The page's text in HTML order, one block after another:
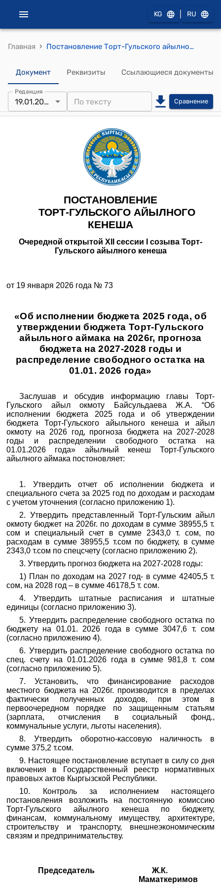
KG RU
Главная › Постановление Торт-Гульского айылного кенеша от 19 января 2026 года № 73 «Об исполнении бюджета 2025 года, об утверждении бюджета Торт-Гульского айыльного аймака на 2026г, прогноза бюджета на 2027-2028 годы и распределение свободного остатка на 01.01. 2026 года»
Документ Реквизиты Ссылающиеся документы
Редакция
19.01.2026 Сравнение